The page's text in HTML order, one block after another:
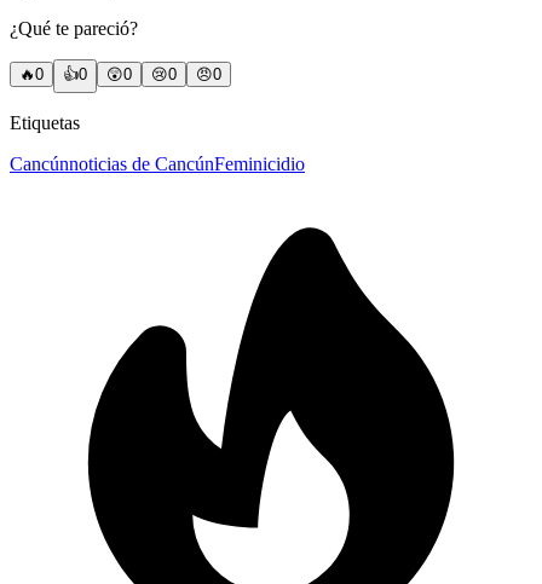
¿Qué te pareció?
🔥0 👍0 😲0 😢0 😠0
Etiquetas
Cancúnnoticias de CancúnFeminicidio